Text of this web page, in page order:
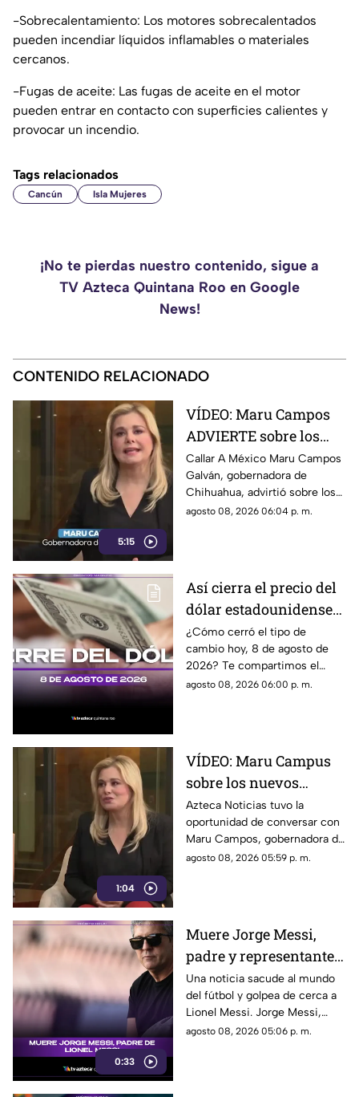
-Sobrecalentamiento: Los motores sobrecalentados
pueden incendiar líquidos inflamables o materiales
cercanos.
-Fugas de aceite: Las fugas de aceite en el motor
pueden entrar en contacto con superficies calientes y
provocar un incendio.
Tags relacionados
Cancún Isla Mujeres
¡No te pierdas nuestro contenido, sigue a
TV Azteca Quintana Roo en Google
News!
CONTENIDO RELACIONADO
5:15
VÍDEO: Maru Campos
ADVIERTE sobre los
RIESGOS de los nuevos
lineamientos
propuestos por el
Gobierno
Callar A México Maru Campos
Galván, gobernadora de
Chihuahua, advirtió sobre los
riesgos que podrían
disposiciones podrían
utilizarse para sancionar a
medios y periodistas críticos,
además de abrir la puerta a
que el poder determine qué
contenidos son información,
opinión o motivo de sanción.
agosto 08, 2026 06:04 p. m.
Así cierra el precio del
dólar estadounidense
HOY, sábado 8 de
agosto de 2026, en
Cancún
¿Cómo cerró el tipo de
cambio hoy, 8 de agosto de
2026? Te compartimos el
precio del dólar al cierre de
agosto 08, 2026 06:00 p. m.
1:04
VÍDEO: Maru Campus
sobre los nuevos
lineamientos y señala
que son un riesgo para
la libertad de expresión
Azteca Noticias tuvo la
oportunidad de conversar con
Maru Campos, gobernadora de
Chihuahua, quien habló sobre
convertirse en una forma de
censura impulsada desde el
Gobierno Federal.
agosto 08, 2026 05:59 p. m.
0:33
Muere Jorge Messi,
padre y representante
de Lionel Messi
Una noticia sacude al mundo
del fútbol y golpea de cerca a
Lionel Messi. Jorge Messi,
padre y representante del astro
agosto 08, 2026 05:06 p. m.